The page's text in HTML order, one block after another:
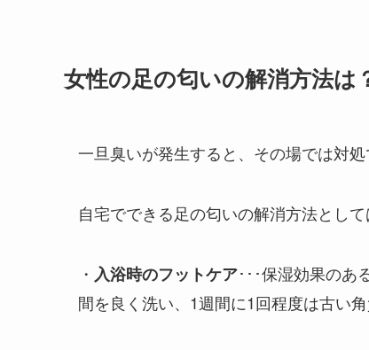
女性の足の匂いの解消方法は
一旦臭いが発生すると、その場では対
自宅でできる足の匂いの解消方法として
・ 入浴時のフットケア･･･保湿効果のあ
間を良く洗い、1週間に1回程度は古い